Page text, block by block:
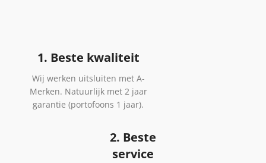
1. Beste kwaliteit
Wij werken uitsluiten met A-
Merken. Natuurlijk met 2 jaar
garantie (portofoons 1 jaar).
2. Beste
service